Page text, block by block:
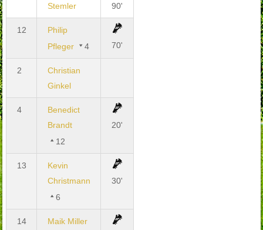
Stemler
90'
12
Philip
Pfleger
4 70'
2
Christian
Ginkel
4
Benedict
Brandt
12
20'
13
Kevin
Christmann
6
30'
14
Maik Miller